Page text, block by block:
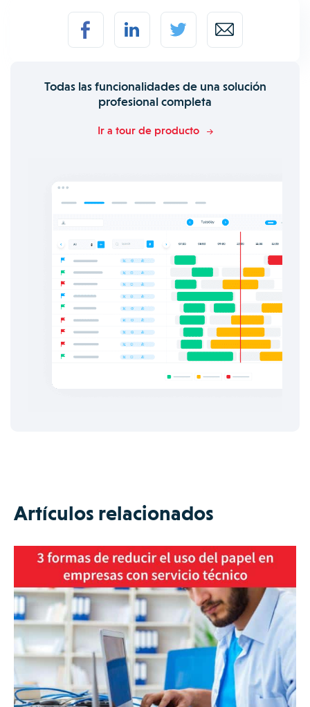
Todas las funcionalidades de una solución
profesional completa
Ir a tour de producto
Artículos relacionados